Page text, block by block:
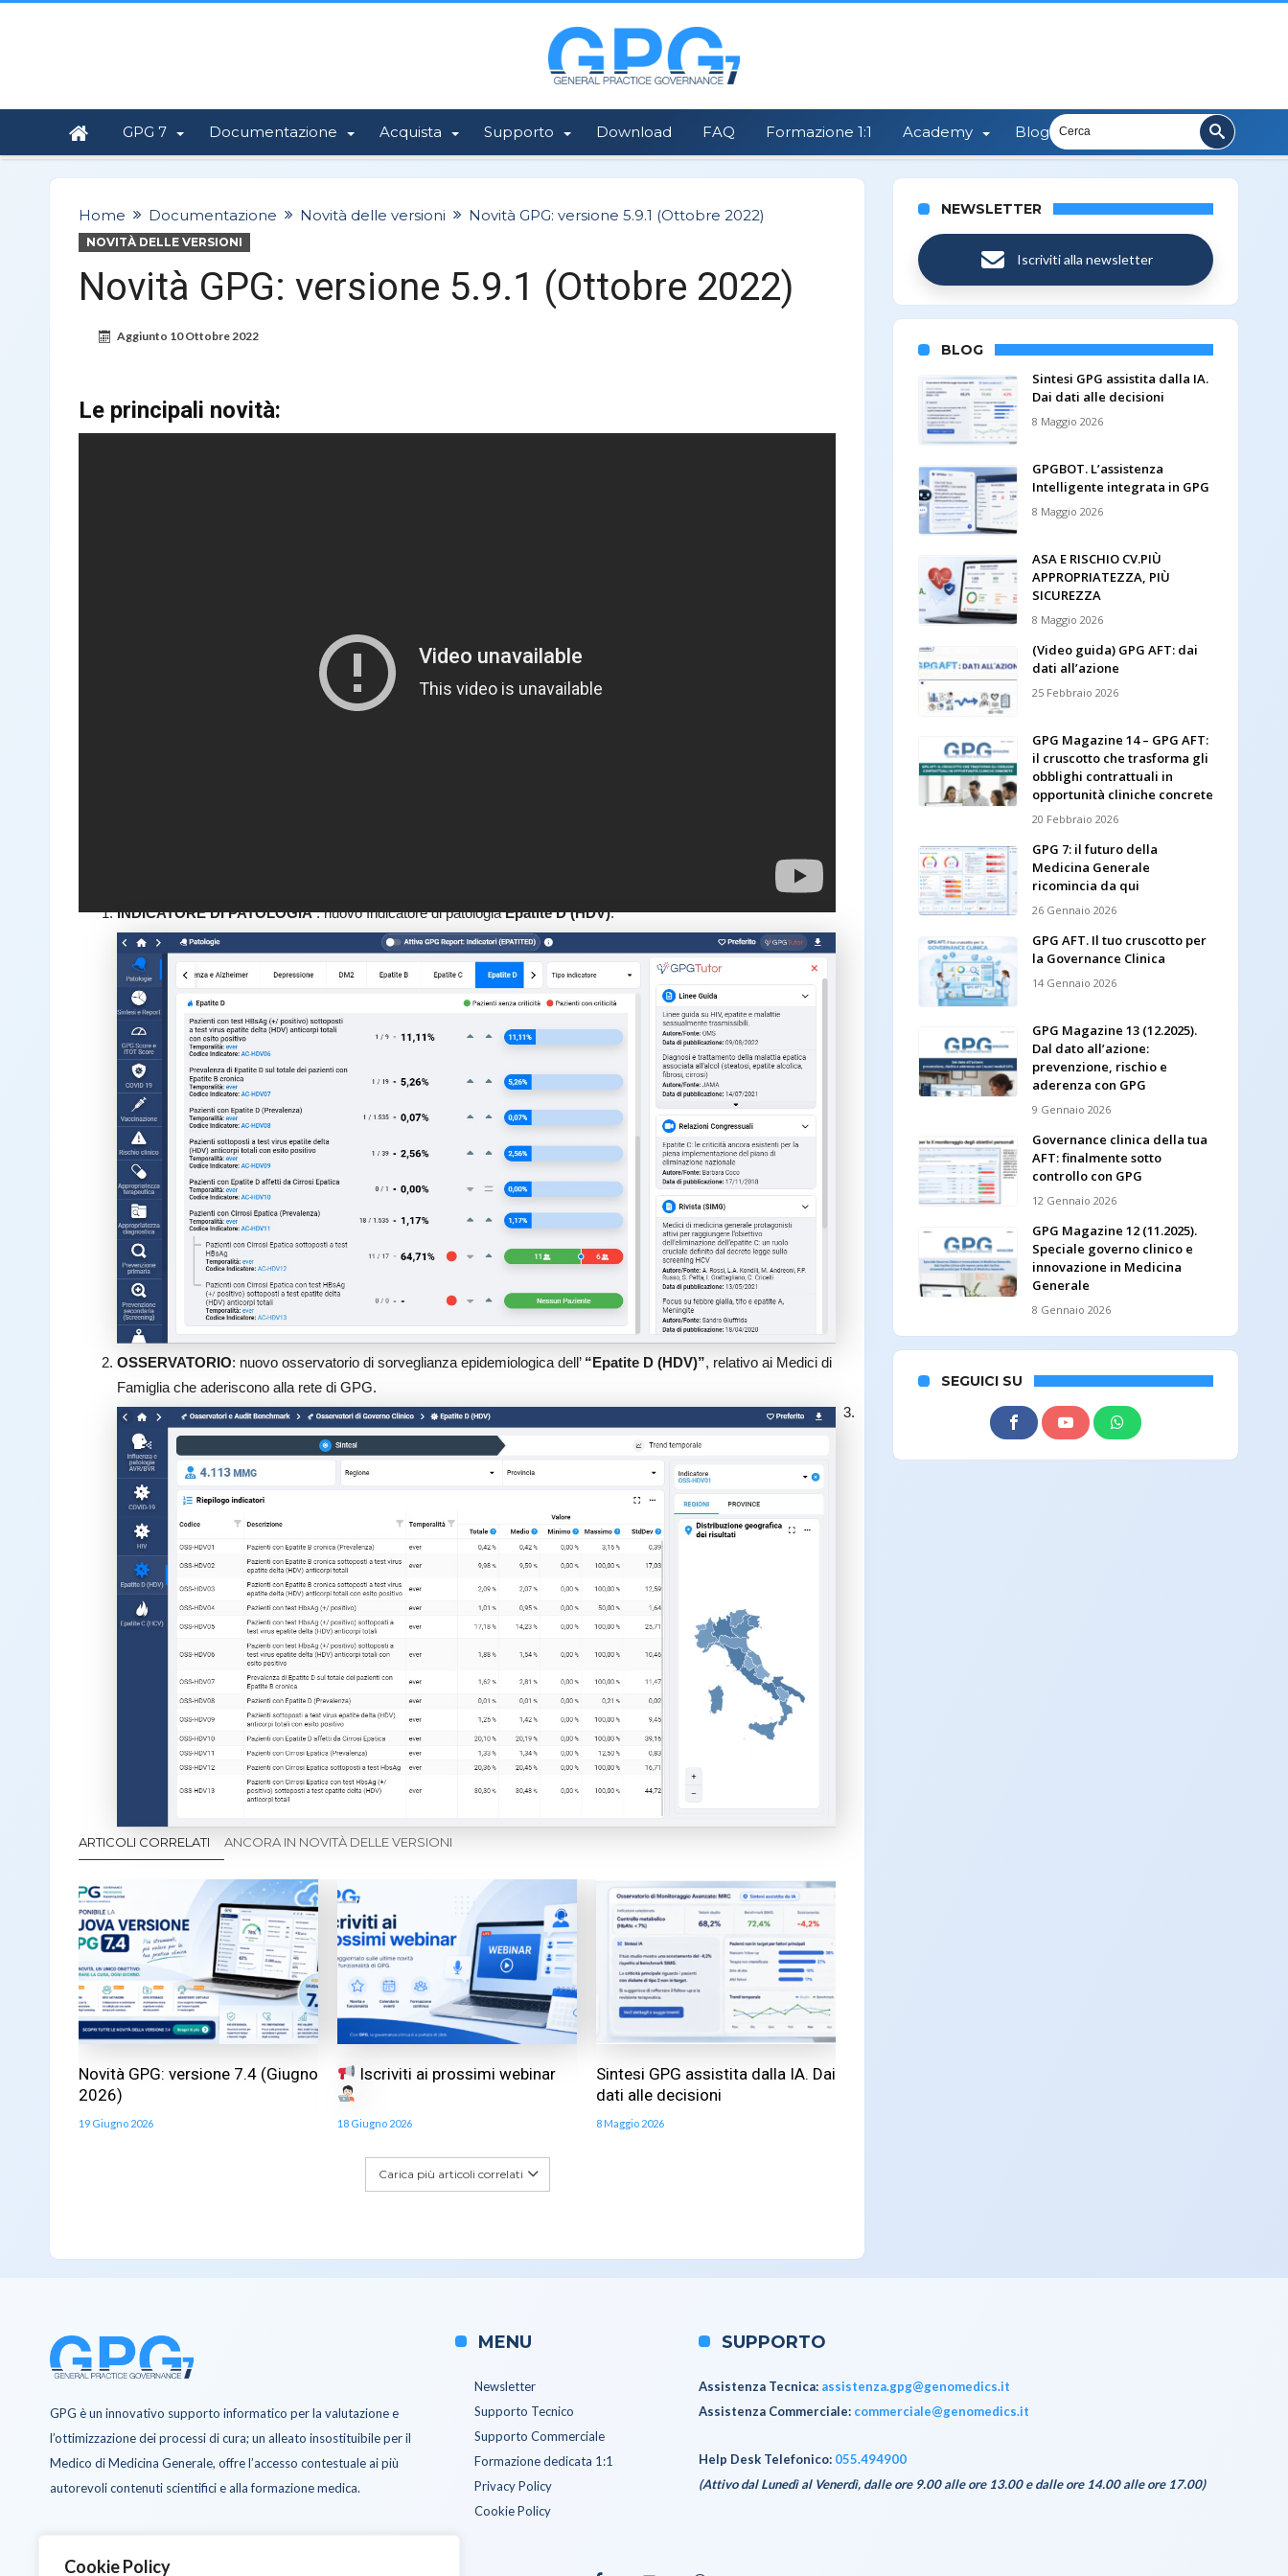
Cookie Policy
GPG 7 Documentazione Acquista Supporto Download FAQ Formazione 1:1 Academy Blog
Home Documentazione Novità delle versioni Novità GPG: versione 5.9.1 (Ottobre 2022)
NOVITÀ DELLE VERSIONI
Novità GPG: versione 5.9.1 (Ottobre 2022)
Aggiunto 10 Ottobre 2022
Le principali novità:
INDICATORE DI PATOLOGIA: nuovo Indicatore di patologiaEpatite D (HDV).
OSSERVATORIO: nuovo osservatorio di sorveglianza epidemiologica dell’ “Epatite D (HDV)”, relativo ai Medici di
Famiglia che aderiscono alla rete di GPG.
ARTICOLI CORRELATI ANCORA IN NOVITÀ DELLE VERSIONI
Novità GPG: versione 7.4 (Giugno
2026)
19 Giugno 2026
Iscriviti ai prossimi webinar
18 Giugno 2026
Sintesi GPG assistita dalla IA. Dai
dati alle decisioni
8 Maggio 2026
Carica più articoli correlati
NEWSLETTER
Iscriviti alla newsletter
BLOG
Sintesi GPG assistita dalla IA.
Dai dati alle decisioni
8 Maggio 2026
GPGBOT. L’assistenza
Intelligente integrata in GPG
8 Maggio 2026
ASA E RISCHIO CV.PIÙ
APPROPRIATEZZA, PIÙ
SICUREZZA
8 Maggio 2026
(Video guida) GPG AFT: dai
dati all’azione
25 Febbraio 2026
GPG Magazine 14 – GPG AFT:
il cruscotto che trasforma gli
obblighi contrattuali in
opportunità cliniche concrete
20 Febbraio 2026
GPG 7: il futuro della
Medicina Generale
ricomincia da qui
26 Gennaio 2026
GPG AFT. Il tuo cruscotto per
la Governance Clinica
14 Gennaio 2026
GPG Magazine 13 (12.2025).
Dal dato all’azione:
prevenzione, rischio e
aderenza con GPG
9 Gennaio 2026
Governance clinica della tua
AFT: finalmente sotto
controllo con GPG
12 Gennaio 2026
GPG Magazine 12 (11.2025).
Speciale governo clinico e
innovazione in Medicina
Generale
8 Gennaio 2026
SEGUICI SU
GPG è un innovativo supporto informatico per la valutazione e
l’ottimizzazione dei processi di cura; un alleato insostituibile per il
Medico di Medicina Generale, offre l’accesso contestuale ai più
autorevoli contenuti scientifici e alla formazione medica.
MENU
Newsletter
Supporto Tecnico
Supporto Commerciale
Formazione dedicata 1:1
Privacy Policy
Cookie Policy
SUPPORTO
Assistenza Tecnica: assistenza.gpg@genomedics.it
Assistenza Commerciale: commerciale@genomedics.it
Help Desk Telefonico: 055.494900
(Attivo dal Lunedì al Venerdì, dalle ore 9.00 alle ore 13.00 e dalle ore 14.00 alle ore 17.00)